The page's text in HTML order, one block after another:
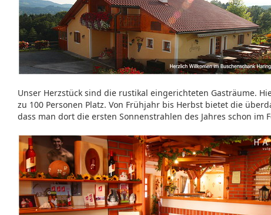
Unser Herzstück sind die rustikal eingerichteten Gasträume.
zu 100 Personen Platz. Von Frühjahr bis Herbst bietet die
dass man dort die ersten Sonnenstrahlen des Jahres schon